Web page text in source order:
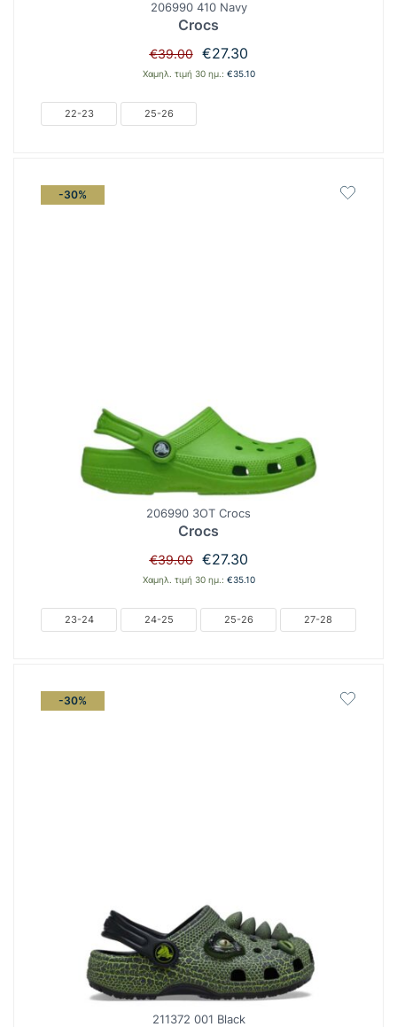
206990 410 Navy
Crocs
€39.00
Original
price
€27.30Η
τρέχουσα
Χαμηλ. τιμή 30 ημ.: €35.10
22-23 25-26
-30%
206990 3OT Crocs
Crocs
€39.00
Original
price
€39.00.
€27.30Η
τρέχουσα
είναι:
€27.30.
Χαμηλ. τιμή 30 ημ.: €35.10
23-24 24-25 25-26 27-28
-30%
211372 001 Black